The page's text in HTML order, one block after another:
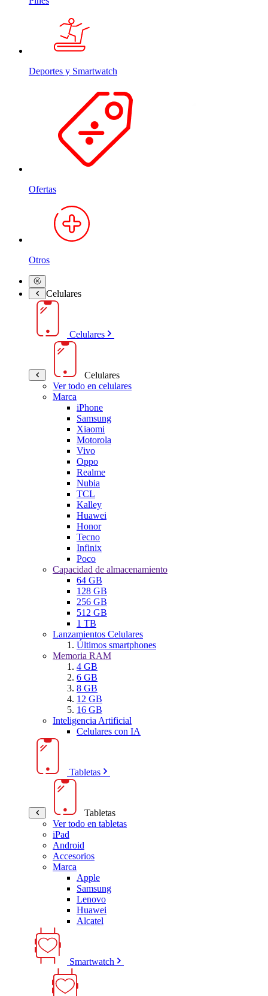
Deportes y Smartwatch
Ofertas
Otros
Celulares
Celulares
Celulares
Ver todo en celulares
Marca
iPhone
Samsung
Xiaomi
Motorola
Vivo
Oppo
Realme
Nubia
TCL
Kalley
Huawei
Honor
Tecno
Infinix
Poco
Capacidad de almacenamiento
64 GB
128 GB
256 GB
512 GB
1 TB
Lanzamientos Celulares
Últimos smartphones
Memoria RAM
4 GB
6 GB
8 GB
12 GB
16 GB
Inteligencia Artificial
Celulares con IA
Tabletas
Tabletas
Ver todo en tabletas
iPad
Android
Accesorios
Marca
Apple
Samsung
Lenovo
Huawei
Alcatel
Smartwatch